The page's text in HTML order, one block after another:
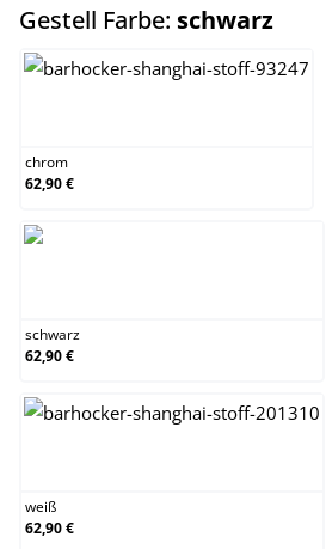
Gestell Farbe: schwarz
chrom
62,90 €
schwarz
62,90 €
weiß
62,90 €